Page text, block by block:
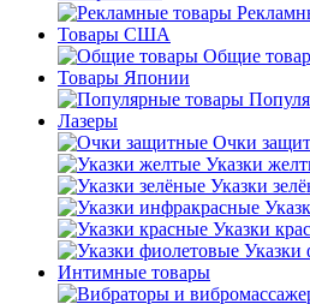
Товары США
Общие
Товары Японии
Лазеры
Очки
Указки
Указки
Указки
Указки
Интимные товары